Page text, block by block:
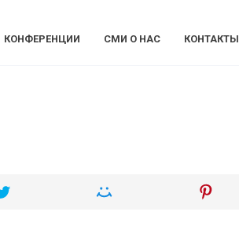
КОНФЕРЕНЦИИ СМИ О НАС КОНТАКТЫ